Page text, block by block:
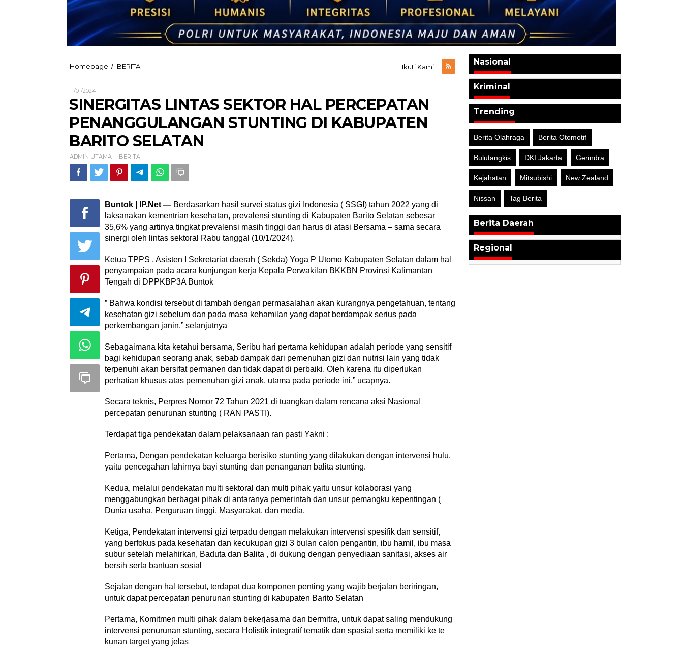
Homepage / BERITASINERGITAS
PERCEPATAN
PENANGGULANGAN
STUNTING
DI
KABUPATEN
BARITO
SELATAN
Ikuti Kami
11/01/2024Oleh
ADMIN
UTAMA
SINERGITAS LINTAS SEKTOR HAL PERCEPATAN
PENANGGULANGAN STUNTING DI KABUPATEN
BARITO SELATAN
ADMIN UTAMA - BERITA
Buntok | IP.Net — Berdasarkan hasil survei status gizi Indonesia ( SSGI) tahun 2022 yang di
laksanakan kementrian kesehatan, prevalensi stunting di Kabupaten Barito Selatan sebesar
35,6% yang artinya tingkat prevalensi masih tinggi dan harus di atasi Bersama – sama secara
sinergi oleh lintas sektoral Rabu tanggal (10/1/2024).
Ketua TPPS , Asisten I Sekretariat daerah ( Sekda) Yoga P Utomo Kabupaten Selatan dalam hal
penyampaian pada acara kunjungan kerja Kepala Perwakilan BKKBN Provinsi Kalimantan
Tengah di DPPKBP3A Buntok
” Bahwa kondisi tersebut di tambah dengan permasalahan akan kurangnya pengetahuan, tentang
kesehatan gizi sebelum dan pada masa kehamilan yang dapat berdampak serius pada
perkembangan janin,” selanjutnya
Sebagaimana kita ketahui bersama, Seribu hari pertama kehidupan adalah periode yang sensitif
bagi kehidupan seorang anak, sebab dampak dari pemenuhan gizi dan nutrisi lain yang tidak
terpenuhi akan bersifat permanen dan tidak dapat di perbaiki. Oleh karena itu diperlukan
perhatian khusus atas pemenuhan gizi anak, utama pada periode ini,” ucapnya.
Secara teknis, Perpres Nomor 72 Tahun 2021 di tuangkan dalam rencana aksi Nasional
percepatan penurunan stunting ( RAN PASTI).
Terdapat tiga pendekatan dalam pelaksanaan ran pasti Yakni :
Pertama, Dengan pendekatan keluarga berisiko stunting yang dilakukan dengan intervensi hulu,
yaitu pencegahan lahirnya bayi stunting dan penanganan balita stunting.
Kedua, melalui pendekatan multi sektoral dan multi pihak yaitu unsur kolaborasi yang
menggabungkan berbagai pihak di antaranya pemerintah dan unsur pemangku kepentingan (
Dunia usaha, Perguruan tinggi, Masyarakat, dan media.
Ketiga, Pendekatan intervensi gizi terpadu dengan melakukan intervensi spesifik dan sensitif,
yang berfokus pada kesehatan dan kecukupan gizi 3 bulan calon pengantin, ibu hamil, ibu masa
subur setelah melahirkan, Baduta dan Balita , di dukung dengan penyediaan sanitasi, akses air
bersih serta bantuan sosial
Sejalan dengan hal tersebut, terdapat dua komponen penting yang wajib berjalan beriringan,
untuk dapat percepatan penurunan stunting di kabupaten Barito Selatan
Pertama, Komitmen multi pihak dalam bekerjasama dan bermitra, untuk dapat saling mendukung
intervensi penurunan stunting, secara Holistik integratif tematik dan spasial serta memiliki ke te
kunan target yang jelas
Nasional
Kriminal
Trending
Berita Olahraga Berita Otomotif
Bulutangkis DKI Jakarta Gerindra
Kejahatan Mitsubishi New Zealand
Nissan Tag Berita
Berita Daerah
Regional